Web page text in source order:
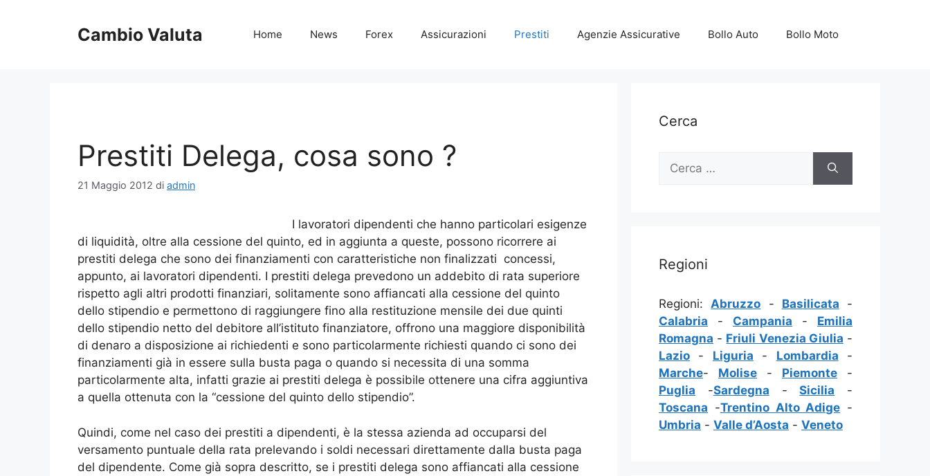
Cambio Valuta Home News Forex Assicurazioni Prestiti Agenzie Assicurative Bollo Auto Bollo Moto
Prestiti Delega, cosa sono ?
21 Maggio 2012 di admin
I lavoratori dipendenti che hanno particolari esigenze
di liquidità, oltre alla cessione del quinto, ed in aggiunta a queste, possono ricorrere ai
prestiti delega che sono dei finanziamenti con caratteristiche non finalizzati concessi,
appunto, ai lavoratori dipendenti. I prestiti delega prevedono un addebito di rata superiore
rispetto agli altri prodotti finanziari, solitamente sono affiancati alla cessione del quinto
dello stipendio e permettono di raggiungere fino alla restituzione mensile dei due quinti
dello stipendio netto del debitore all’istituto finanziatore, offrono una maggiore disponibilità
di denaro a disposizione ai richiedenti e sono particolarmente richiesti quando ci sono dei
finanziamenti già in essere sulla busta paga o quando si necessita di una somma
particolarmente alta, infatti grazie ai prestiti delega è possibile ottenere una cifra aggiuntiva
a quella ottenuta con la “cessione del quinto dello stipendio”.
Quindi, come nel caso dei prestiti a dipendenti, è la stessa azienda ad occuparsi del
versamento puntuale della rata prelevando i soldi necessari direttamente dalla busta paga
del dipendente. Come già sopra descritto, se i prestiti delega sono affiancati alla cessione
Cerca
Ricerca
Regioni
Regioni:Abruzzo - Basilicata -
Calabria - Campania - Emilia
Romagna - Friuli Venezia Giulia -
Lazio - Liguria - Lombardia -
Marche- Molise - Piemonte -
Puglia -Sardegna -Sicilia -
Toscana -Trentino Alto Adige -
Umbria - Valle d’Aosta - Veneto